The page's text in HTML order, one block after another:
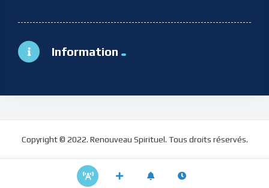
Information
Copyright © 2022. Renouveau Spirituel. Tous droits réservés.